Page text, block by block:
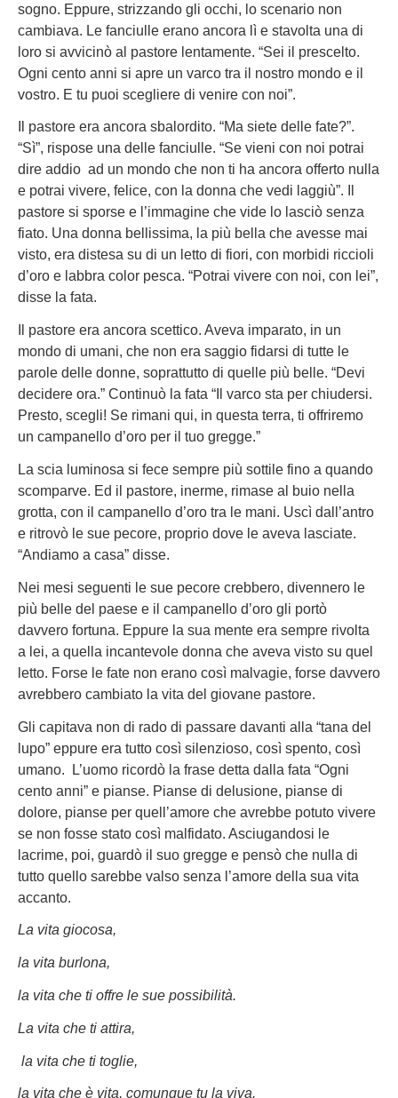
sogno. Eppure, strizzando gli occhi, lo scenario non
cambiava. Le fanciulle erano ancora lì e stavolta una di
loro si avvicinò al pastore lentamente. “Sei il prescelto.
Ogni cento anni si apre un varco tra il nostro mondo e il
vostro. E tu puoi scegliere di venire con noi”.
Il pastore era ancora sbalordito. “Ma siete delle fate?”.
“Sì”, rispose una delle fanciulle. “Se vieni con noi potrai
dire addio ad un mondo che non ti ha ancora offerto nulla
e potrai vivere, felice, con la donna che vedi laggiù”. Il
pastore si sporse e l’immagine che vide lo lasciò senza
fiato. Una donna bellissima, la più bella che avesse mai
visto, era distesa su di un letto di fiori, con morbidi riccioli
d’oro e labbra color pesca. “Potrai vivere con noi, con lei”,
disse la fata.
Il pastore era ancora scettico. Aveva imparato, in un
mondo di umani, che non era saggio fidarsi di tutte le
parole delle donne, soprattutto di quelle più belle. “Devi
decidere ora.” Continuò la fata “Il varco sta per chiudersi.
Presto, scegli! Se rimani qui, in questa terra, ti offriremo
un campanello d’oro per il tuo gregge.”
La scia luminosa si fece sempre più sottile fino a quando
scomparve. Ed il pastore, inerme, rimase al buio nella
grotta, con il campanello d’oro tra le mani. Uscì dall’antro
e ritrovò le sue pecore, proprio dove le aveva lasciate.
“Andiamo a casa” disse.
Nei mesi seguenti le sue pecore crebbero, divennero le
più belle del paese e il campanello d’oro gli portò
davvero fortuna. Eppure la sua mente era sempre rivolta
a lei, a quella incantevole donna che aveva visto su quel
letto. Forse le fate non erano così malvagie, forse davvero
avrebbero cambiato la vita del giovane pastore.
Gli capitava non di rado di passare davanti alla “tana del
lupo” eppure era tutto così silenzioso, così spento, così
umano. L’uomo ricordò la frase detta dalla fata “Ogni
cento anni” e pianse. Pianse di delusione, pianse di
dolore, pianse per quell’amore che avrebbe potuto vivere
se non fosse stato così malfidato. Asciugandosi le
lacrime, poi, guardò il suo gregge e pensò che nulla di
tutto quello sarebbe valso senza l’amore della sua vita
accanto.
La vita giocosa,
la vita burlona,
la vita che ti offre le sue possibilità.
La vita che ti attira,
la vita che ti toglie,
la vita che è vita, comunque tu la viva.